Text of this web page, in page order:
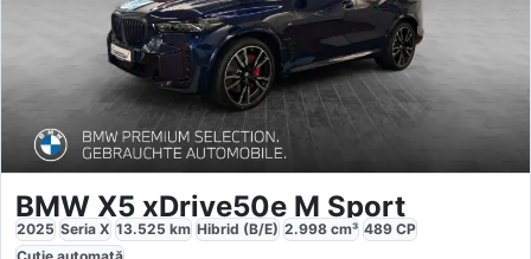
BMW X5 xDrive50e M Sport
2025 Seria X 13.525 km Hibrid (B/E) 2.998 cm³ 489 CP